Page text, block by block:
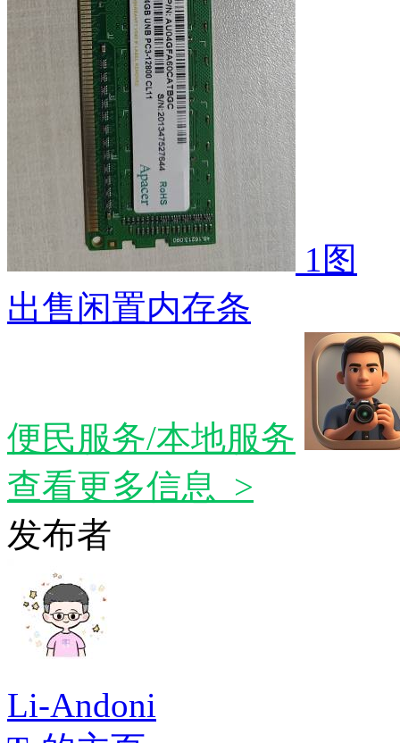
1图
出售闲置内存条
便民服务/本地服务
查看更多信息 >
发布者
Li-Andoni